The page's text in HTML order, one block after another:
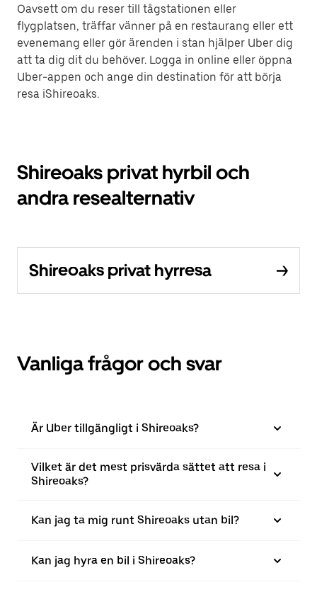
Oavsett om du reser till tågstationen eller
flygplatsen, träffar vänner på en restaurang eller ett
evenemang eller gör ärenden i stan hjälper Uber dig
att ta dig dit du behöver. Logga in online eller öppna
Uber-appen och ange din destination för att börja
resa iShireoaks.
Shireoaks privat hyrbil och
andra resealternativ
Shireoaks privat hyrresa
Vanliga frågor och svar
Är Uber tillgängligt i Shireoaks?
Vilket är det mest prisvärda sättet att resa i
Shireoaks?
Kan jag ta mig runt Shireoaks utan bil?
Kan jag hyra en bil i Shireoaks?